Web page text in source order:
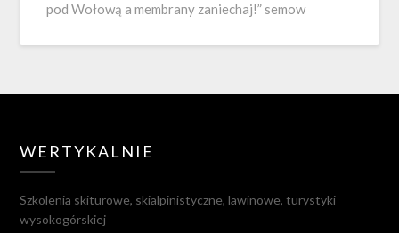
pod Wołową a membrany zaniechaj!” semow
WERTYKALNIE
Szkolenia skiturowe, skialpinistyczne, lawinowe, turystyki
wysokogórskiej